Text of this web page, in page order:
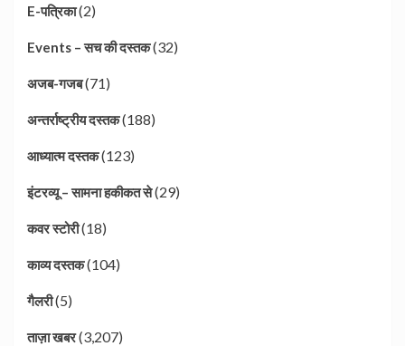
E-पत्रिका(2)
Events – सच की दस्तक(32)
अजब-गजब(71)
अन्तर्राष्ट्रीय दस्तक(188)
आध्यात्म दस्तक(123)
इंटरव्यू – सामना हकीकत से(29)
कवर स्टोरी(18)
काव्य दस्तक(104)
गैलरी(5)
ताज़ा खबर(3,207)